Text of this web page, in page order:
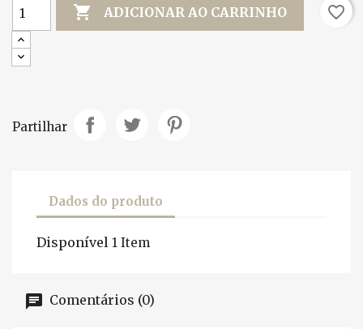
 ADICIONAR AO CARRINHO favorite_border
Partilhar
Dados do produto
Disponível 1 Item
Comentários (0)